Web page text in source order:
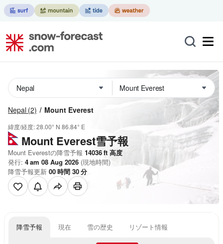
Nepal (2) Mount Everest
緯度/経度:28.00° N 86.84° E
Mount Everest雪予報
Mount Everestの降雪予報 14036ft 高度
発行: 4 am 08 Aug 2026 (現地時間)
降雪予報更新 00時間 30分
降雪予報 現在 雪の歴史 リゾート情報